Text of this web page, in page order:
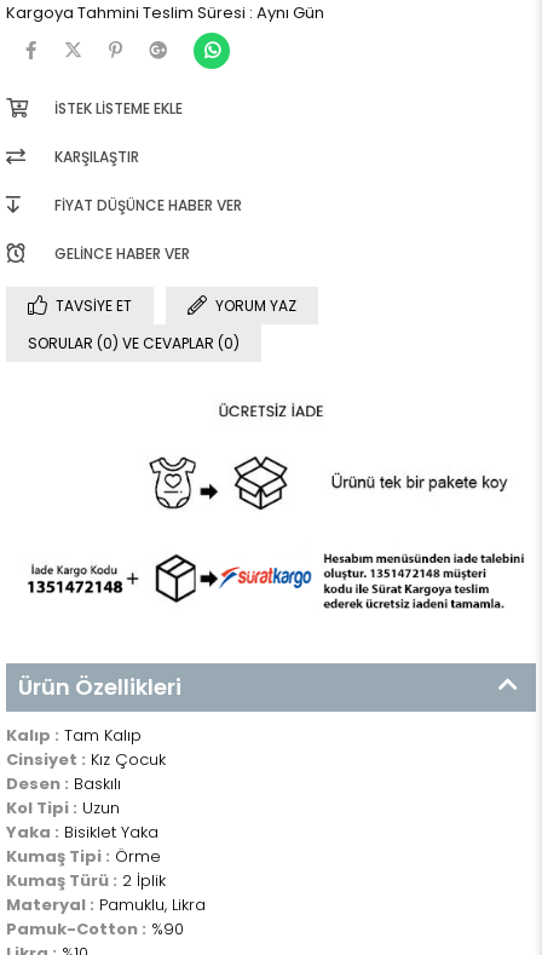
Kargoya Tahmini Teslim Süresi : Aynı Gün
İSTEK LISTEME EKLE
KARŞILAŞTIR
FIYAT DÜŞÜNCE HABER VER
GELINCE HABER VER
TAVSIYE ET
YORUM YAZ
SORULAR (0) VE CEVAPLAR (0)
Ürün Özellikleri
Kalıp : Tam Kalıp
Cinsiyet : Kız Çocuk
Desen : Baskılı
Kol Tipi : Uzun
Yaka : Bisiklet Yaka
Kumaş Tipi : Örme
Kumaş Türü : 2 İplik
Materyal : Pamuklu, Likra
Pamuk-Cotton : %90